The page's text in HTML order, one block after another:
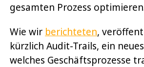
gesamten Prozess
Wie wir berichteten,
kürzlich Audit-Trails, ein
welches Geschäftsprozesse